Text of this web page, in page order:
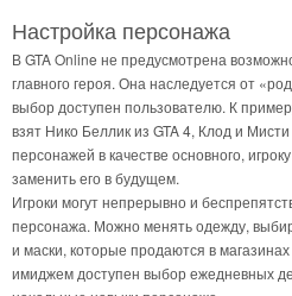
Настройка персонажа
В GTA Online не предусмотрена
главного героя. Она наследуется от
выбор доступен пользователю. К
взят Нико Беллик из GTA 4, Клод и
персонажей в качестве основного,
заменить его в будущем.
Игроки могут непрерывно и
персонажа. Можно менять одежду,
и маски, которые продаются в
имиджем доступен выбор ежедневных